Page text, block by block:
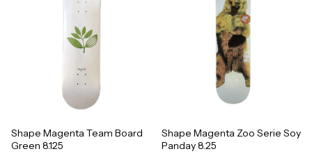
Shape Magenta Team Board
Green 8.125
Shape Magenta Zoo Serie Soy
Panday 8.25